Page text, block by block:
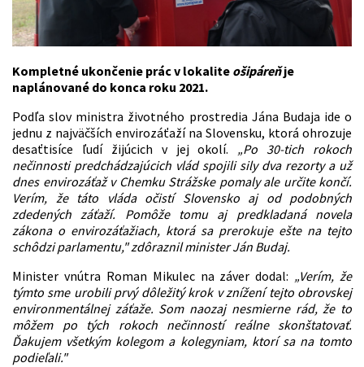
Kompletné ukončenie prác v lokalite ošipáreňje
naplánované do konca roku 2021.
Podľa slov ministra životného prostredia Jána Budaja ide o
jednu z najväčších envirozáťaží na Slovensku, ktorá ohrozuje
desaťtisíce ľudí žijúcich v jej okolí. „Po 30-tich rokoch
nečinnosti predchádzajúcich vlád spojili sily dva rezorty a už
dnes envirozáťaž v Chemku Strážske pomaly ale určite končí.
Verím, že táto vláda očistí Slovensko aj od podobných
zdedených záťaží. Pomôže tomu aj predkladaná novela
zákona o envirozáťažiach, ktorá sa prerokuje ešte na tejto
schôdzi parlamentu," zdôraznil minister Ján Budaj.
Minister vnútra Roman Mikulec na záver dodal: „Verím, že
týmto sme urobili prvý dôležitý krok v znížení tejto obrovskej
environmentálnej záťaže. Som naozaj nesmierne rád, že to
môžem po tých rokoch nečinností reálne skonštatovať.
Ďakujem všetkým kolegom a kolegyniam, ktorí sa na tomto
podieľali."